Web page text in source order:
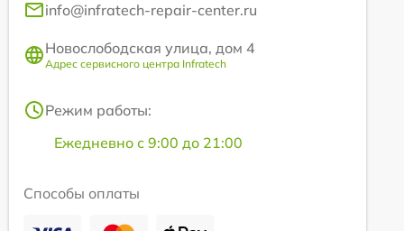
info@infratech-repair-center.ru
Новослободская улица, дом 4
Адрес сервисного центра Infratech
Режим работы:
Ежедневно с 9:00 до 21:00
Способы оплаты